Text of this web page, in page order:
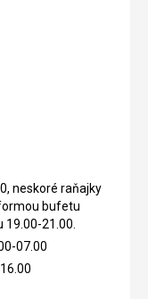
neskoré raňajky
bufetu
21.00.
07.00